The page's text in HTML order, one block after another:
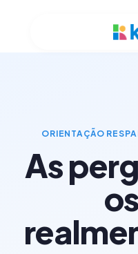
ORIENTAÇÃO
As